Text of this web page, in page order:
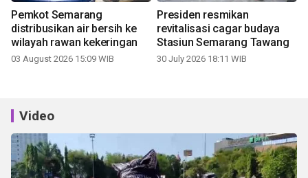
Pemkot Semarang
distribusikan air bersih ke
wilayah rawan kekeringan
03 August 2026 15:09 WIB
Presiden resmikan
revitalisasi cagar budaya
Stasiun Semarang Tawang
30 July 2026 18:11 WIB
Video